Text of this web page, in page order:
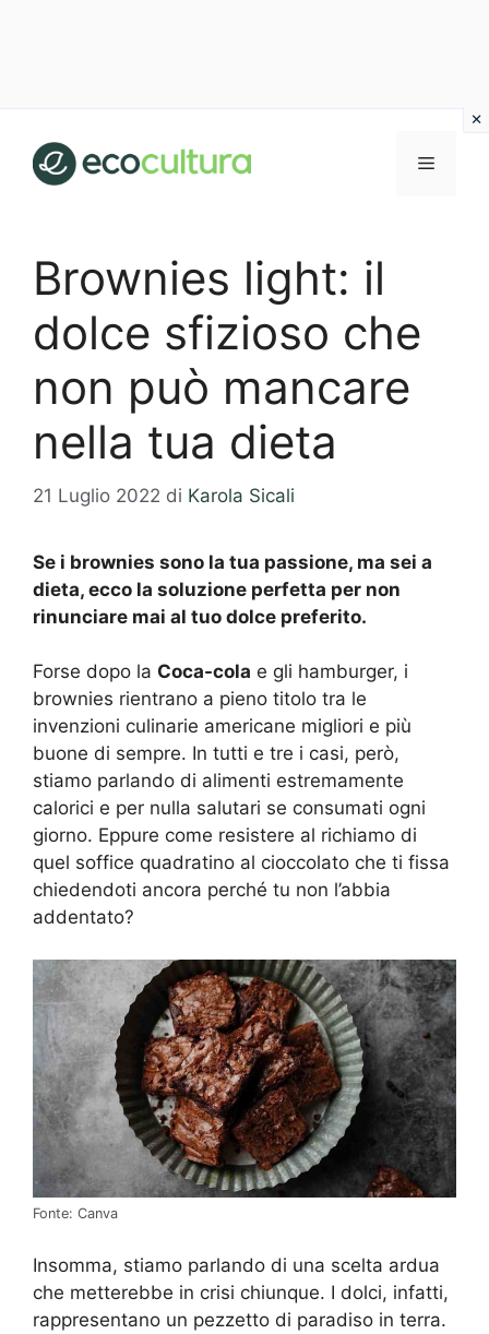
contenuto
MENU
Brownies light: il
dolce sfizioso che
non può mancare
nella tua dieta
21 Luglio 2022 di Karola Sicali
Se i brownies sono la tua passione, ma sei a
dieta, ecco la soluzione perfetta per non
rinunciare mai al tuo dolce preferito.
Forse dopo la Coca-cola e gli hamburger, i
brownies rientrano a pieno titolo tra le
invenzioni culinarie americane migliori e più
buone di sempre. In tutti e tre i casi, però,
stiamo parlando di alimenti estremamente
calorici e per nulla salutari se consumati ogni
giorno. Eppure come resistere al richiamo di
quel soffice quadratino al cioccolato che ti fissa
chiedendoti ancora perché tu non l’abbia
addentato?
Fonte: Canva
Insomma, stiamo parlando di una scelta ardua
che metterebbe in crisi chiunque. I dolci, infatti,
rappresentano un pezzetto di paradiso in terra.